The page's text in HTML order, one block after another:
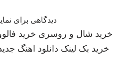
دیدگاهی برای
خرید شال و روسری خرید
خرید بک لینک دانلود اهنگ